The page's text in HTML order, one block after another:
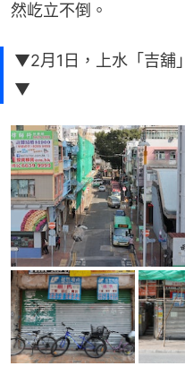
然屹立不倒。
▼2月1日，上水「吉舖
▼